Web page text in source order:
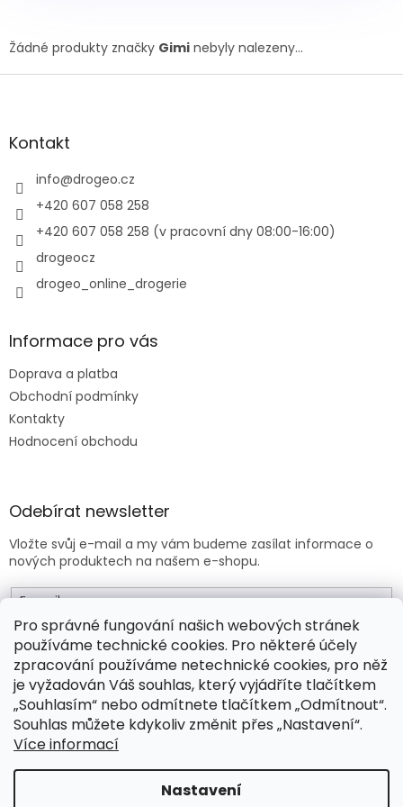
Pro správné fungování našich webových stránek
používáme technické cookies. Pro některé účely
zpracování používáme netechnické cookies, pro něž
je vyžadován Váš souhlas, který vyjádříte tlačítkem
„Souhlasím“ nebo odmítnete tlačítkem „Odmítnout“.
Souhlas můžete kdykoliv změnit přes „Nastavení“.
Více informací
Nastavení
Žádné produkty značky Gimi nebyly nalezeny...
Z
aKontakt
info@drogeo.cz
+420 607 058 258
+420 607 058 258 (v pracovní dny 08:00-16:00)
drogeocz
drogeo_online_drogerie
Informace pro vás
Doprava a platba
Obchodní podmínky
Kontakty
Hodnocení obchodu
Odebírat newsletter
Vložte svůj e-mail a my vám budeme zasílat informace o
nových produktech na našem e-shopu.
E-mail
Vložením e-mailu souhlasíte sobchodními podmínkami .
PŘIHLÁSIT SE
Vytvořil Shoptet Premium